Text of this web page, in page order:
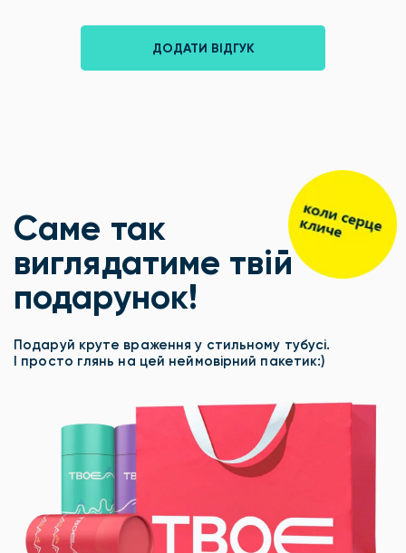
ДОДАТИ ВІДГУК
Саме так
виглядатиме твій
подарунок!
Подаруй круте враження у стильному тубусі.
І просто глянь на цей неймовірний пакетик:)